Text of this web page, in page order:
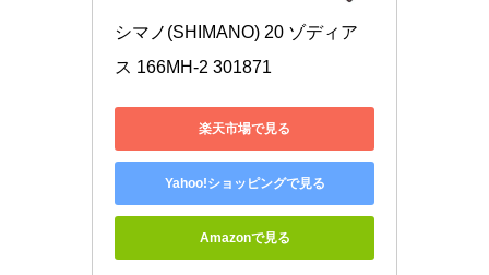
シマノ(SHIMANO) 20 ゾディア
ス 166MH-2 301871
楽天市場で見る
Yahoo!ショッピングで見る
Amazonで見る